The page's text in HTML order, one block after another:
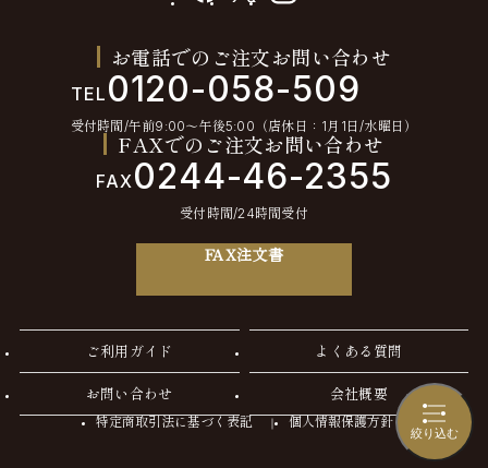
絞り込む
お電話でのご注文お問い合わせ
TEL 0120-058-509
受付時間/午前9:00〜午後5:00（店休日：1月1日/水曜日）
FAXでのご注文お問い合わせ
FAX 0244-46-2355
受付時間/24時間受付
FAX注文書
ご利用ガイド よくある質問
お問い合わせ 会社概要
特定商取引法に基づく表記 個人情報保護方針